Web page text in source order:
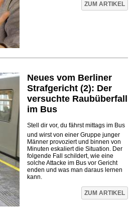
ZUM ARTIKEL
Neues vom Berliner
Strafgericht (2): Der
versuchte Raubüberfall
im Bus
Stell dir vor, du fährst mittags im Bus
und wirst von einer Gruppe junger
Männer provoziert und binnen von
Minuten eskaliert die Situation. Der
folgende Fall schildert, wie eine
solche Attacke im Bus vor Gericht
enden und was man daraus lernen
kann.
ZUM ARTIKEL